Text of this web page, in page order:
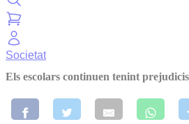
Societat
Els escolars continuen tenint